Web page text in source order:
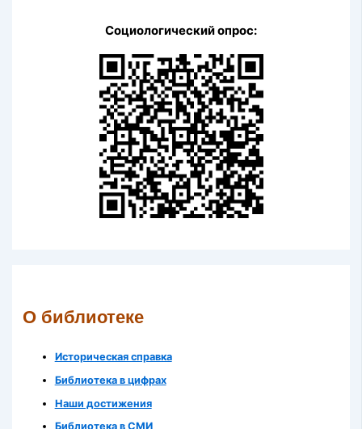
Социологический опрос:
О библиотеке
Историческая справка
Библиотека в цифрах
Наши достижения
Библиотека в СМИ